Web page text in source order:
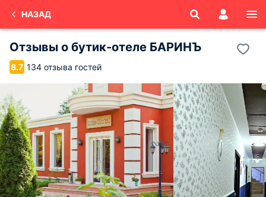
НАЗАД
Отзывы о бутик-отеле БАРИНЪ
8.7 134 отзыва гостей